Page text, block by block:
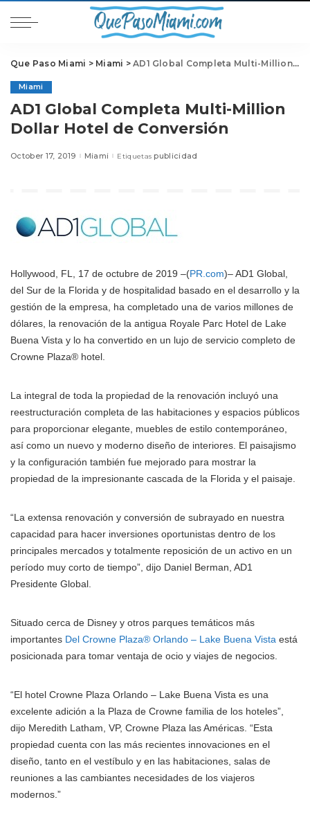
Que Paso Miami > Miami >AD1 Global Completa Multi-Million Dollar Hotel de Conversión
Miami
AD1 Global Completa Multi-Million
Dollar Hotel de Conversión
October 17, 2019 Miami Etiquetas publicidad
Hollywood, FL, 17 de octubre de 2019 –(PR.com)– AD1 Global,
del Sur de la Florida y de hospitalidad basado en el desarrollo y la
gestión de la empresa, ha completado una de varios millones de
dólares, la renovación de la antigua Royale Parc Hotel de Lake
Buena Vista y lo ha convertido en un lujo de servicio completo de
Crowne Plaza® hotel.
La integral de toda la propiedad de la renovación incluyó una
reestructuración completa de las habitaciones y espacios públicos
para proporcionar elegante, muebles de estilo contemporáneo,
así como un nuevo y moderno diseño de interiores. El paisajismo
y la configuración también fue mejorado para mostrar la
propiedad de la impresionante cascada de la Florida y el paisaje.
“La extensa renovación y conversión de subrayado en nuestra
capacidad para hacer inversiones oportunistas dentro de los
principales mercados y totalmente reposición de un activo en un
período muy corto de tiempo”, dijo Daniel Berman, AD1
Presidente Global.
Situado cerca de Disney y otros parques temáticos más
importantes Del Crowne Plaza® Orlando – Lake Buena Vista está
posicionada para tomar ventaja de ocio y viajes de negocios.
“El hotel Crowne Plaza Orlando – Lake Buena Vista es una
excelente adición a la Plaza de Crowne familia de los hoteles”,
dijo Meredith Latham, VP, Crowne Plaza las Américas. “Esta
propiedad cuenta con las más recientes innovaciones en el
diseño, tanto en el vestíbulo y en las habitaciones, salas de
reuniones a las cambiantes necesidades de los viajeros
modernos.”